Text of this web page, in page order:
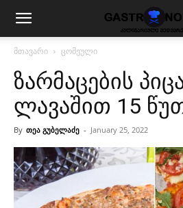
მთავარი ცომეული
ზარმაცების
ლავაშით 15
By თეა გუბელაძე - January 25, 2022